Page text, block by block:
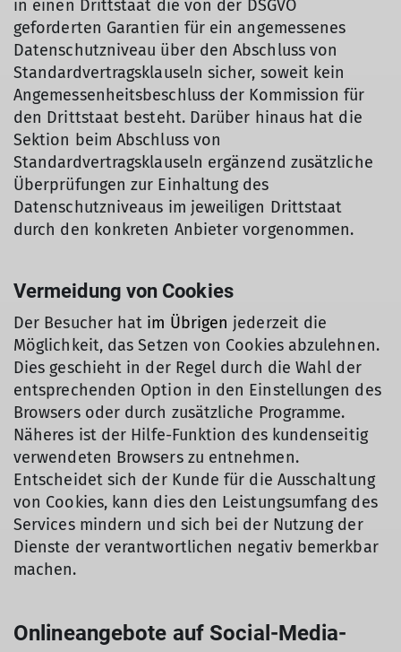
in einen Drittstaat die von der DSGVO
geforderten Garantien für ein angemessenes
Datenschutzniveau über den Abschluss von
Standardvertragsklauseln sicher, soweit kein
Angemessenheitsbeschluss der Kommission für
den Drittstaat besteht. Darüber hinaus hat die
Sektion beim Abschluss von
Standardvertragsklauseln ergänzend zusätzliche
Überprüfungen zur Einhaltung des
Datenschutzniveaus im jeweiligen Drittstaat
durch den konkreten Anbieter vorgenommen.
Vermeidung von Cookies
Der Besucher hat im Übrigen jederzeit die
Möglichkeit, das Setzen von Cookies abzulehnen.
Dies geschieht in der Regel durch die Wahl der
entsprechenden Option in den Einstellungen des
Browsers oder durch zusätzliche Programme.
Näheres ist der Hilfe-Funktion des kundenseitig
verwendeten Browsers zu entnehmen.
Entscheidet sich der Kunde für die Ausschaltung
von Cookies, kann dies den Leistungsumfang des
Services mindern und sich bei der Nutzung der
Dienste der verantwortlichen negativ bemerkbar
machen.
Onlineangebote auf Social-Media-